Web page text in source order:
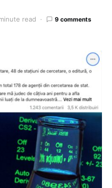
read 9 comments